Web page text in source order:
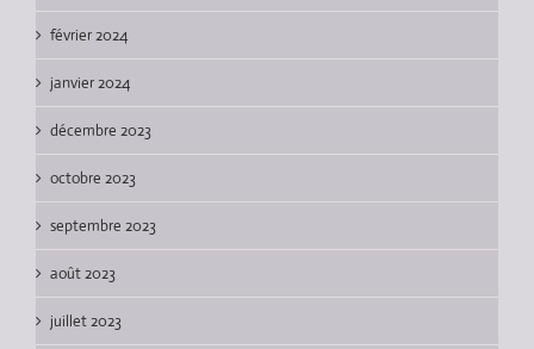
février 2024
janvier 2024
décembre 2023
octobre 2023
septembre 2023
août 2023
juillet 2023